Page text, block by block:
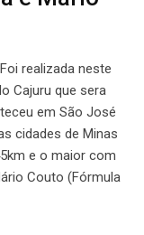
realizada neste
Cajuru que sera
em São José
cidades de Minas
e o maior com
Couto (Fórmula